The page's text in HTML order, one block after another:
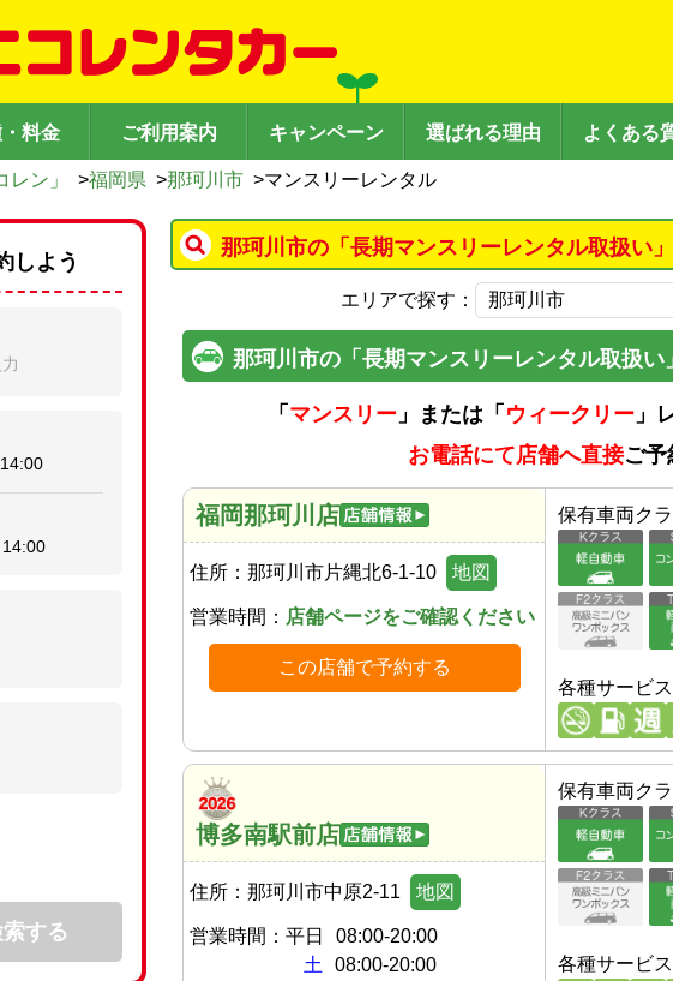
料金 ご利用案内 キャンペーン 選ばれる理由 よくある
ン」 >福岡県 >那珂川市 >マンスリーレンタル
那珂川市の「長期マンスリーレンタル取扱い
エリアで探す：
那珂川市の「長期マンスリーレンタル取扱
「 マンスリー 」または「 ウィークリー 」
お電話にて店舗へ直接ご予
福岡那珂川店
住所： 那珂川市片縄北6-1-10 地図
営業時間： 店舗ページをご確認ください
この店舗で予約する
保有車両ク
各種サービス
博多南駅前店
住所： 那珂川市中原2-11 地図
営業時間： 平日
08:00-20:00
土
08:00-20:00
保有車両ク
各種サービス
しよう
14:00
14:00
する